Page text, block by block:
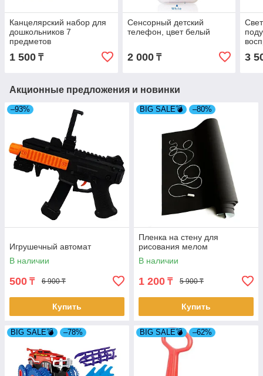
Канцелярский набор для
дошкольников 7
предметов
1 500 ₸
Сенсорный детский
телефон, цвет белый
2 000₸ 3
Акционные предложения и новинки
–93%
Игрушечный автомат
В наличии
500 ₸ 6 900 ₸
Купить
BIG SALE💣 –80%
Пленка на стену для
рисования мелом
В наличии
1 200 ₸ 5 900 ₸
Купить
BIG SALE💣 –78% BIG SALE💣 –62%